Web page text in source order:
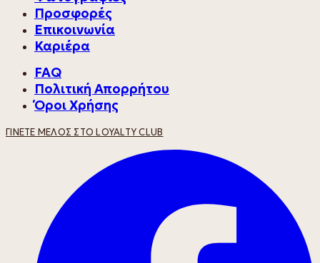
Προσφορές
Επικοινωνία
Καριέρα
FAQ
Πολιτική Απορρήτου
Όροι Χρήσης
ΓΊΝΕΤΕ ΜΈΛΟΣ ΣΤΟ LOYALTY CLUB